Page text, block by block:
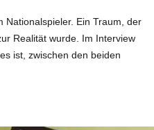
Nationalspieler. Ein Traum, der
Realität wurde. Im Interview
ist, zwischen den beiden